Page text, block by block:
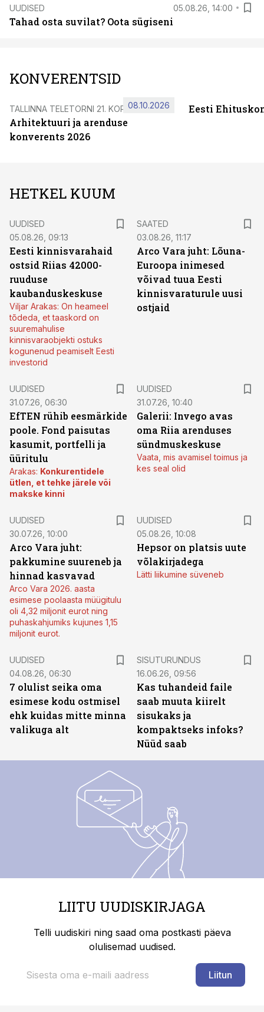
UUDISED 05.08.26, 14:00
Tahad osta suvilat? Oota sügiseni
KONVERENTSID
TALLINNA TELETORNI 21. KORRUSEL
Arhitektuuri ja arenduse
konverents 2026
08.10.2026 Eesti
HETKEL KUUM
UUDISED
05.08.26, 09:13
Eesti kinnisvarahaid
ostsid Riias 42000-
ruuduse
kaubanduskeskuse
Viljar Arakas: On heameel
tõdeda, et taaskord on
suuremahulise
kinnisvaraobjekti ostuks
kogunenud peamiselt Eesti
investorid
SAATED
03.08.26, 11:17
Arco Vara juht: Lõuna-
Euroopa inimesed
võivad tuua Eesti
kinnisvaraturule uusi
ostjaid
UUDISED
31.07.26, 06:30
EfTEN rühib eesmärkide
poole. Fond paisutas
kasumit, portfelli ja
üüritulu
Arakas: Konkurentidele
ütlen, et tehke järele või
makske kinni
UUDISED
31.07.26, 10:40
Galerii: Invego avas
oma Riia arenduses
sündmuskeskuse
Vaata, mis avamisel toimus ja
kes seal olid
UUDISED
30.07.26, 10:00
Arco Vara juht:
pakkumine suureneb ja
hinnad kasvavad
Arco Vara 2026. aasta
esimese poolaasta müügitulu
oli 4,32 miljonit eurot ning
puhaskahjumiks kujunes 1,15
miljonit eurot.
UUDISED
05.08.26, 10:08
Hepsor on platsis uute
võlakirjadega
Lätti liikumine süveneb
UUDISED
04.08.26, 06:30
7 olulist seika oma
esimese kodu ostmisel
ehk kuidas mitte minna
valikuga alt
SISUTURUNDUS
16.06.26, 09:56
Kas tuhandeid faile
saab muuta kiirelt
sisukaks ja
kompaktseks infoks?
Nüüd saab
LIITU UUDISKIRJAGA
Telli uudiskiri ning saad oma postkasti päeva
olulisemad uudised.
Liitun